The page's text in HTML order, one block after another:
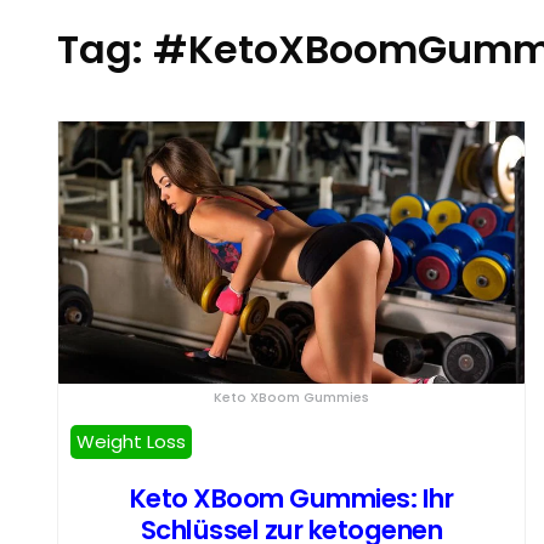
Tag:
Keto XBoom Gummies
Weight Loss
Keto XBoom Gummies: Ihr
Schlüssel zur ketogenen